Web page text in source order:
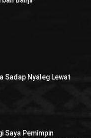
Sadap Nyaleg Lewat
Saya Pemimpin